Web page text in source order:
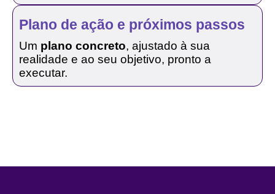
Plano de ação e próximos passos
Um plano concreto, ajustado à sua
realidade e ao seu objetivo, pronto a
executar.